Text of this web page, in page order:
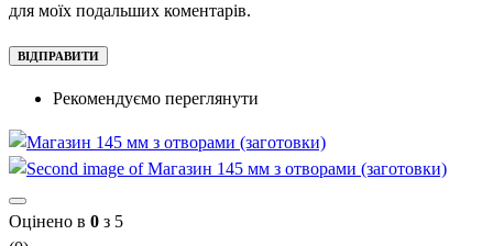
для моїх подальших коментарів.
Рекомендуємо переглянути
Оцінено в 0 з 5